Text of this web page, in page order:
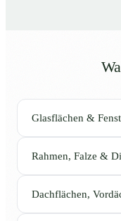
Glasflächen &
Rahmen, Falze &
Dachflächen,